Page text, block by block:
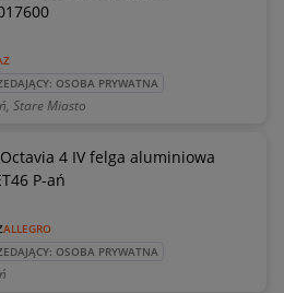
OSOBA PRYWATNA
Stare Miasto
4 IV felga aluminiowa
P-ań
ALLEGRO
OSOBA PRYWATNA